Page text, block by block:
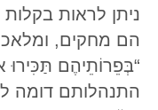
ניתן לראות
הם מחקים,
התנהלותם דומה